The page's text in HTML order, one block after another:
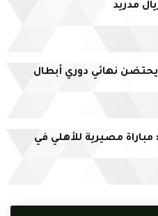
مدريد
نهائي دوري أبطال
مباراة مصيرية للأهلي في